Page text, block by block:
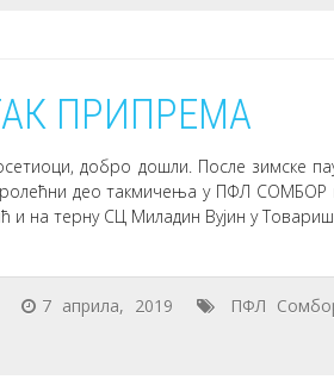
ПРИПРЕМА
добро дошли. После зимске
део такмичења у ПФЛ СОМБОР
и на терну СЦ Миладин Вујин у
7 априла, 2019 ПФЛ